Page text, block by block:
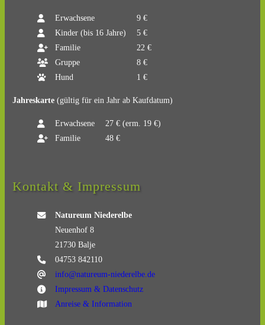
Erwachsene
9 €
Kinder (bis 16 Jahre)
5 €
Familie
22 €
Gruppe
8 €
Hund
1 €
Jahreskarte (gültig für ein Jahr ab Kaufdatum)
Erwachsene
27 € (erm. 19 €)
Familie
48 €
Kontakt & Impressum
Natureum Niederelbe
Neuenhof 8
21730 Balje
04753 842110
info@natureum-niederelbe.de
Impressum & Datenschutz
Anreise & Information